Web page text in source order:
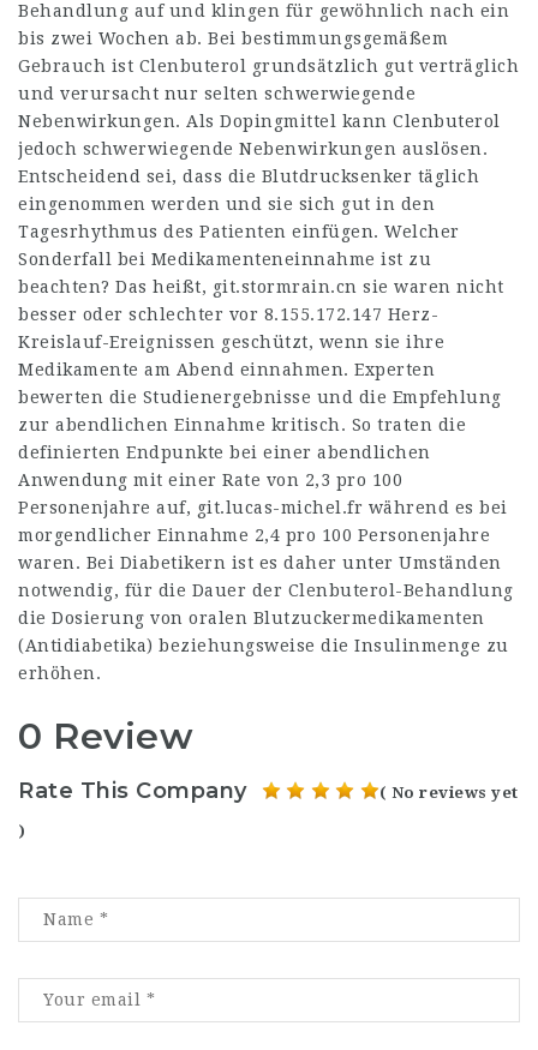
Behandlung auf und klingen für gewöhnlich nach ein
bis zwei Wochen ab. Bei bestimmungsgemäßem
Gebrauch ist Clenbuterol grundsätzlich gut verträglich
und verursacht nur selten schwerwiegende
Nebenwirkungen. Als Dopingmittel kann Clenbuterol
jedoch schwerwiegende Nebenwirkungen auslösen.
Entscheidend sei, dass die Blutdrucksenker täglich
eingenommen werden und sie sich gut in den
Tagesrhythmus des Patienten einfügen. Welcher
Sonderfall bei Medikamenteneinnahme ist zu
beachten? Das heißt, git.stormrain.cn sie waren nicht
besser oder schlechter vor 8.155.172.147 Herz-
Kreislauf-Ereignissen geschützt, wenn sie ihre
Medikamente am Abend einnahmen. Experten
bewerten die Studienergebnisse und die Empfehlung
zur abendlichen Einnahme kritisch. So traten die
definierten Endpunkte bei einer abendlichen
Anwendung mit einer Rate von 2,3 pro 100
Personenjahre auf, git.lucas-michel.fr während es bei
morgendlicher Einnahme 2,4 pro 100 Personenjahre
waren. Bei Diabetikern ist es daher unter Umständen
notwendig, für die Dauer der Clenbuterol-Behandlung
die Dosierung von oralen Blutzuckermedikamenten
(Antidiabetika) beziehungsweise die Insulinmenge zu
erhöhen.
0 Review
Rate This Company ( No reviews yet
)